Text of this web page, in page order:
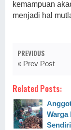
kemampuan
menjadi hal
PREVIOUS
« Prev Post
Related Posts:
Warga
Sendiri